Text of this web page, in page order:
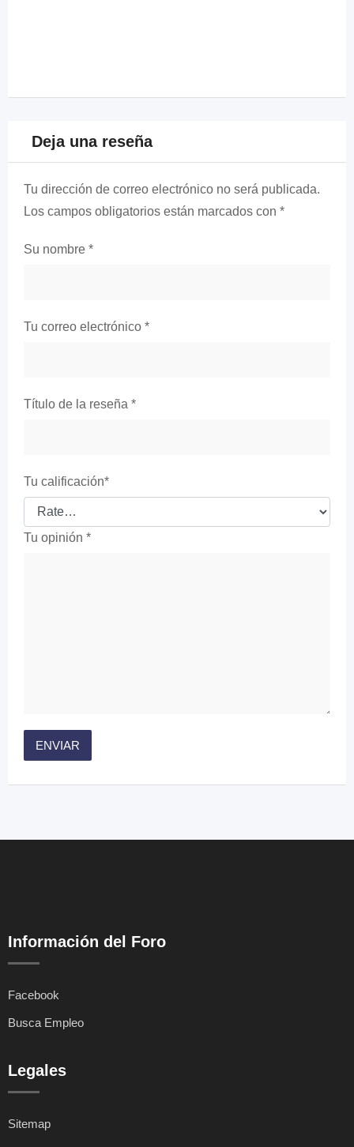
Deja una reseña
Tu dirección de correo electrónico no será publicada.
Los campos obligatorios están marcados con *
Su nombre *
Tu correo electrónico *
Título de la reseña *
Tu calificación*
Tu opinión *
Información del Foro
Facebook
Busca Empleo
Legales
Sitemap